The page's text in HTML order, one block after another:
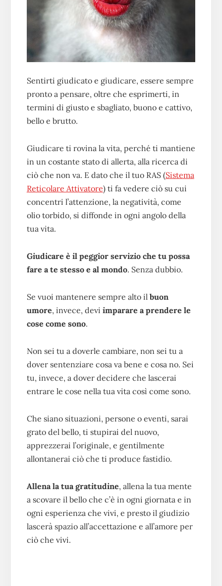
Sentirti giudicato e giudicare, essere sempre
pronto a pensare, oltre che esprimerti, in
termini di giusto e sbagliato, buono e cattivo,
bello e brutto.
Giudicare ti rovina la vita, perché ti mantiene
in un costante stato di allerta, alla ricerca di
ciò che non va. E dato che il tuo RAS (Sistema
Reticolare Attivatore) ti fa vedere ciò su cui
concentri l’attenzione, la negatività, come
olio torbido, si diffonde in ogni angolo della
tua vita.
Giudicare è il peggior servizio che tu possa
fare a te stesso e al mondo. Senza dubbio.
Se vuoi mantenere sempre alto il buon
umore, invece, devi imparare a prendere le
cose come sono.
Non sei tu a doverle cambiare, non sei tu a
dover sentenziare cosa va bene e cosa no. Sei
tu, invece, a dover decidere che lascerai
entrare le cose nella tua vita così come sono.
Che siano situazioni, persone o eventi, sarai
grato del bello, ti stupirai del nuovo,
apprezzerai l’originale, e gentilmente
allontanerai ciò che ti produce fastidio.
Allena la tua gratitudine, allena la tua mente
a scovare il bello che c’è in ogni giornata e in
ogni esperienza che vivi, e presto il giudizio
lascerà spazio all’accettazione e all’amore per
ciò che vivi.